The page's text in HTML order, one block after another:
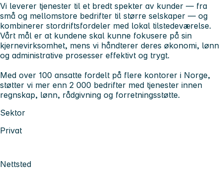
Vi leverer tjenester til et bredt spekter av kunder — fra
små og mellomstore bedrifter til større selskaper — og
kombinerer stordriftsfordeler med lokal tilstedeværelse.
Vårt mål er at kundene skal kunne fokusere på sin
kjernevirksomhet, mens vi håndterer deres økonomi, lønn
og administrative prosesser effektivt og trygt.
Med over 100 ansatte fordelt på flere kontorer i Norge,
støtter vi mer enn 2 000 bedrifter med tjenester innen
regnskap, lønn, rådgivning og forretningsstøtte.
Sektor
Privat
Nettsted